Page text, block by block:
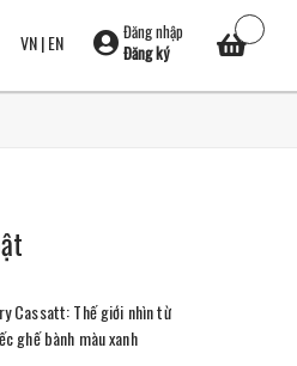
VN|EN
Đăng nhập
Đăng ký
Cassatt: Thế giới nhìn từ
ghế bành màu xanh